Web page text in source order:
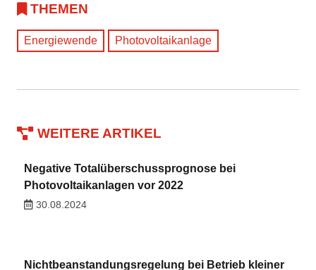
THEMEN
Energiewende Photovoltaikanlage
WEITERE ARTIKEL
Negative Totalüberschussprognose bei
Photovoltaikanlagen vor 2022
30.08.2024
Nichtbeanstandungsregelung bei Betrieb kleiner